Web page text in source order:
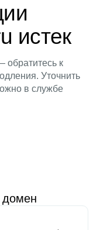
истек
обратитесь к
Уточнить
в службе
домен